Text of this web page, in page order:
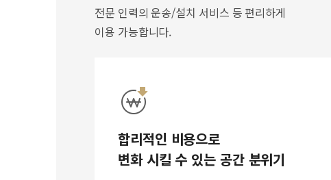
전문 인력의 운송/설치 서비스 등 편리하게
이용 가능합니다.
합리적인 비용으로
변화 시킬 수 있는 공간 분위기